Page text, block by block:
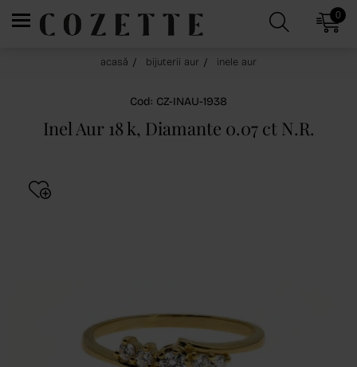
0
acasă bijuterii aur inele aur
Cod: CZ-INAU-1938
Inel Aur 18 k, Diamante 0.07 ct N.R.